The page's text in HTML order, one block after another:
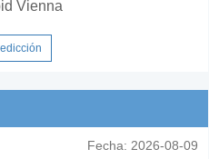
Vienna
Fecha: 2026-08-09